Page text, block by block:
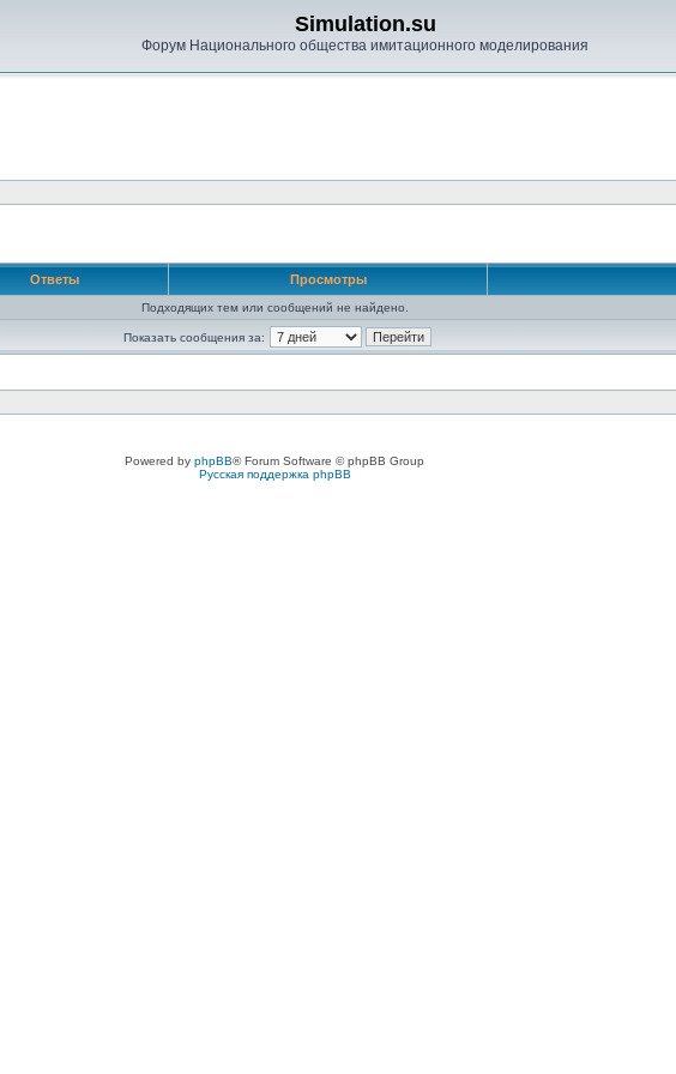
Simulation.su
Форум Национального общества имитационного моделирования
Ответы Просмотры
Подходящих тем или сообщений не найдено.
Показать сообщения за:
Powered by phpBB® Forum Software © phpBB Group
Русская поддержка phpBB